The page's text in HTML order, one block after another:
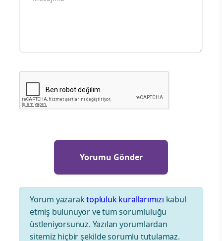
Yorum yazaraktopluluk kurallarımızı kabul
etmiş bulunuyor ve tüm sorumluluğu
üstleniyorsunuz. Yazılan yorumlardan
sitemiz hiçbir şekilde sorumlu tutulamaz.